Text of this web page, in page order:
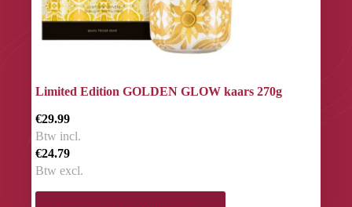
Limited Edition GOLDEN GLOW kaars 270g
€29.99
Btw incl.
€24.79
Btw excl.